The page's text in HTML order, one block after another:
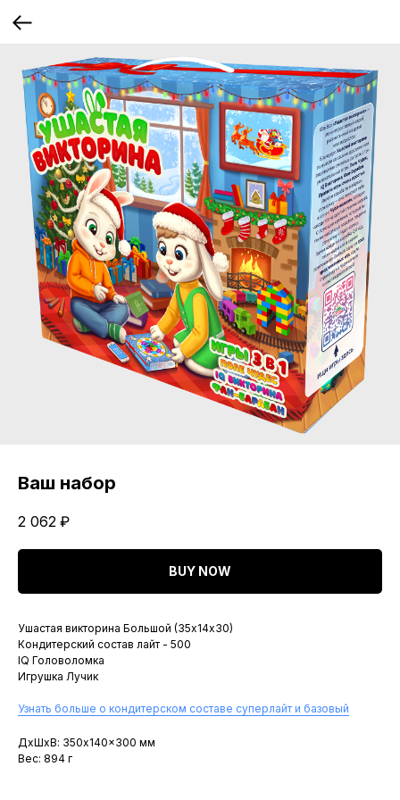
Ваш набор
2 062 ₽
BUY NOW
Ушастая викторина Большой (35х14х30)
Кондитерский состав лайт - 500
IQ Головоломка
Игрушка Лучик
Узнать больше о кондитерском составе суперлайт и базовый
ДxШxВ: 350x140x300 мм
Вес: 894 г